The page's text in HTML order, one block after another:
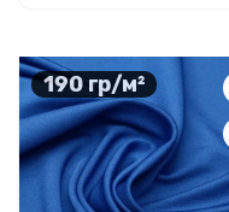
190 гр/м²